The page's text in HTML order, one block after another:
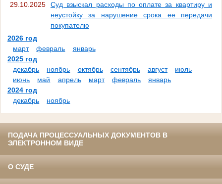
29.10.2025
Суд взыскал расходы по оплате за квартиру и
неустойку за нарушение срока ее передачи
покупателю
2026 год
март
февраль
январь
2025 год
декабрь
ноябрь октябрь сентябрь август
июль
июнь
май апрель март февраль
январь
2024 год
декабрь
ноябрь
ПОДАЧА ПРОЦЕССУАЛЬНЫХ ДОКУМЕНТОВ В
ЭЛЕКТРОННОМ ВИДЕ
О СУДЕ